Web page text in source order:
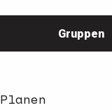
Gruppen
Planen